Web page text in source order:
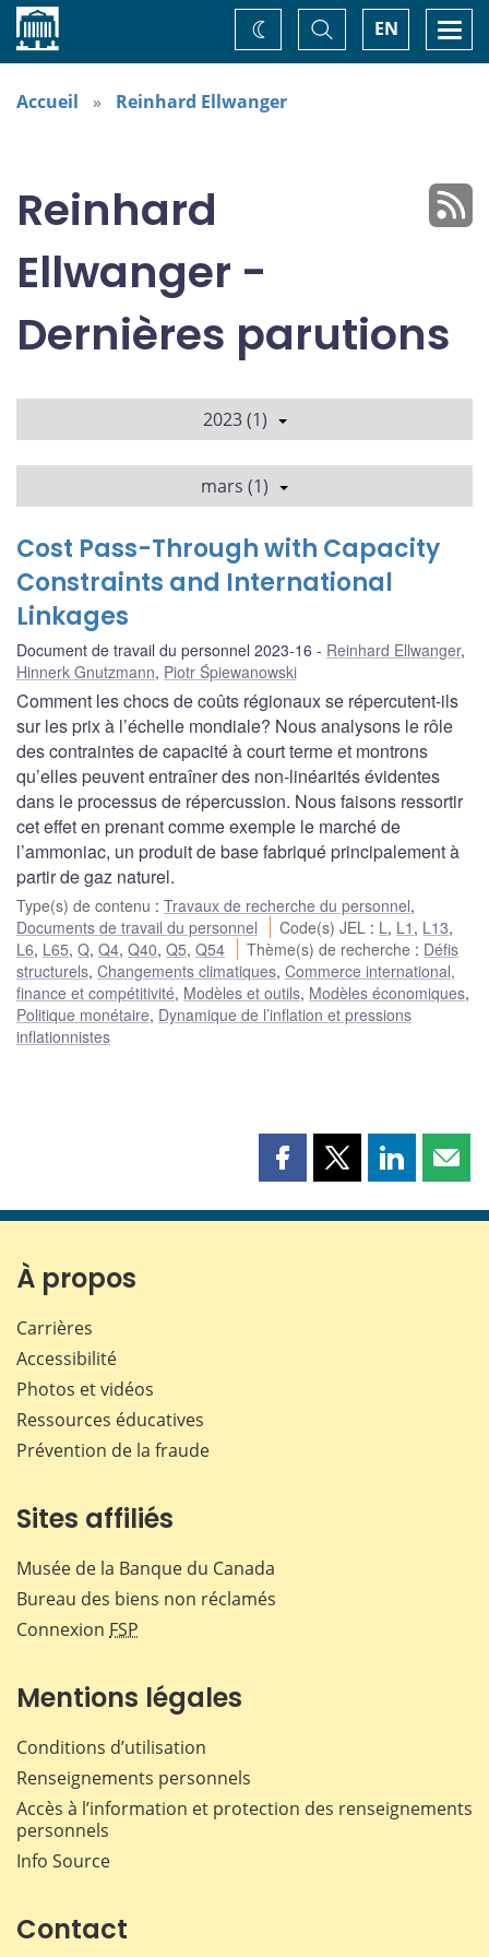
Accueil EN
Basculer
la
recherche
Changez
de
Accueil Reinhard Ellwanger
Reinhard
Ellwanger -
Dernières parutions
2023 (1)
mars (1)
Cost Pass-Through with Capacity
Constraints and International
Linkages
Document de travail du personnel 2023-16 Reinhard Ellwanger,
Hinnerk Gnutzmann, Piotr Śpiewanowski
Comment les chocs de coûts régionaux se répercutent-ils
sur les prix à l’échelle mondiale? Nous analysons le rôle
des contraintes de capacité à court terme et montrons
qu’elles peuvent entraîner des non-linéarités évidentes
dans le processus de répercussion. Nous faisons ressortir
cet effet en prenant comme exemple le marché de
l’ammoniac, un produit de base fabriqué principalement à
partir de gaz naturel.
Type(s) de contenu : Travaux de recherche du personnel,
Documents de travail du personnel
Code(s) JEL : L , L1 , L13,
L6, L65, Q, Q4, Q40, Q5, Q54 Thème(s) de recherche : Défis
structurels, Changements climatiques, Commerce international,
finance et compétitivité, Modèles et outils, Modèles économiques,
Politique monétaire, Dynamique de l’inflation et pressions
inflationnistes
Partager
page
Partager
page
Partager
page page
À propos
Carrières
Accessibilité
Photos et vidéos
Ressources éducatives
Prévention de la fraude
Sites affiliés
Musée de la Banque du Canada
Bureau des biens non réclamés
Connexion FSP
Mentions légales
Conditions d’utilisation
Renseignements personnels
Accès à l’information et protection des renseignements
personnels
Info Source
Contact